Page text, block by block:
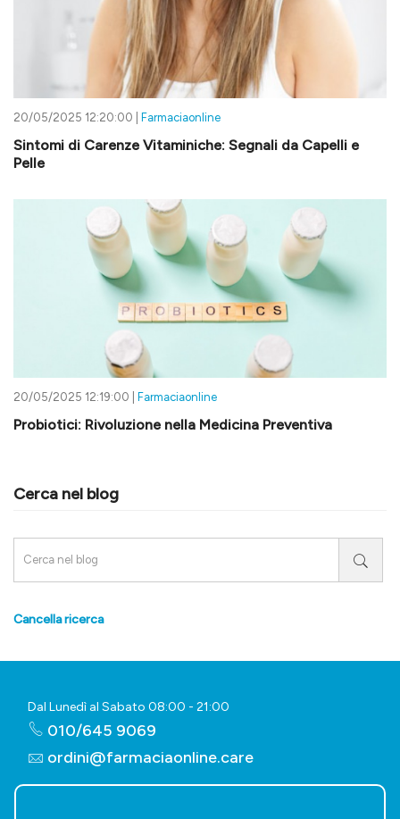
Cerca nel blog
Cancella ricerca
20/05/2025 12:20:00 | Farmaciaonline
Sintomi di Carenze Vitaminiche: Segnali da Capelli e
Pelle
20/05/2025 12:19:00 | Farmaciaonline
Probiotici: Rivoluzione nella Medicina Preventiva
Dal Lunedì al Sabato 08:00 - 21:00
010/645 9069
ordini@farmaciaonline.care